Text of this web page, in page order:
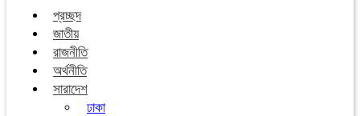
প্রচ্ছদ
জাতীয়
রাজনীতি
অর্থনীতি
সারাদেশ
ঢাকা